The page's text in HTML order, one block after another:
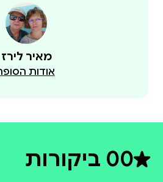
מאיר לירז
אודות
0דירוג ממוצע 0 מתוך 5
0 ביקורות